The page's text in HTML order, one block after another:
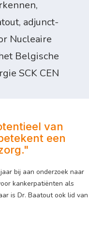
adjunct-
Nucleaire
Belgische
SCK CEN
van
een
bij aan onderzoek naar
kankerpatiënten als
is Dr. Baatout ook lid van